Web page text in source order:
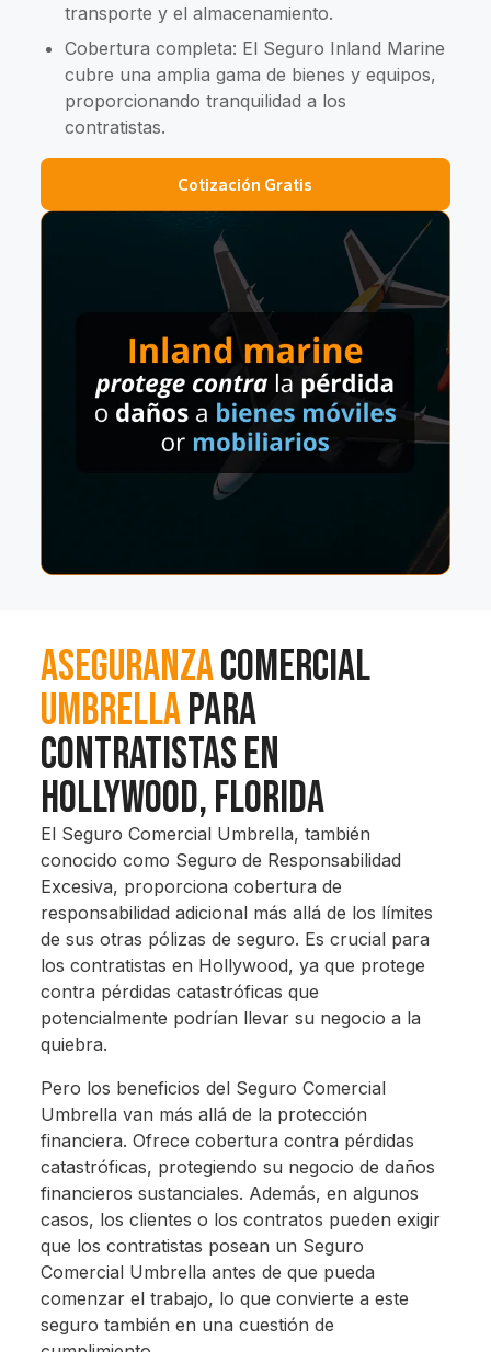
transporte y el almacenamiento.
Cobertura completa: El Seguro Inland Marine
cubre una amplia gama de bienes y equipos,
proporcionando tranquilidad a los
contratistas.
Cotización Gratis
AseguranzaComercial
Umbrellapara
contratistas en
Hollywood, Florida
El Seguro Comercial Umbrella, también
conocido como Seguro de Responsabilidad
Excesiva, proporciona cobertura de
responsabilidad adicional más allá de los límites
de sus otras pólizas de seguro. Es crucial para
los contratistas en Hollywood, ya que protege
contra pérdidas catastróficas que
potencialmente podrían llevar su negocio a la
quiebra.
Pero los beneficios del Seguro Comercial
Umbrella van más allá de la protección
financiera. Ofrece cobertura contra pérdidas
catastróficas, protegiendo su negocio de daños
financieros sustanciales. Además, en algunos
casos, los clientes o los contratos pueden exigir
que los contratistas posean un Seguro
Comercial Umbrella antes de que pueda
comenzar el trabajo, lo que convierte a este
seguro también en una cuestión de